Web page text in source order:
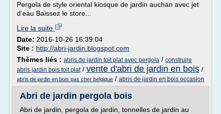
Pergola de style oriental kiosque de jardin auchan avec jet
d'eau Baissez le store...
Lire la suite
Date: 2016-10-26 16:39:04
Site : http://abri-jardin.blogspot.com
Thèmes liés : abris de jardin toit plat avec pergola / construire
abris jardin bois toit plat/ vente d'abri de jardin en bois /
abris de jardin en bois pas cher belgique / abris de jardin en bois occasion
Abri de jardin pergola bois
Abri de jardin, pergola de jardin, tonnelles de jardin au